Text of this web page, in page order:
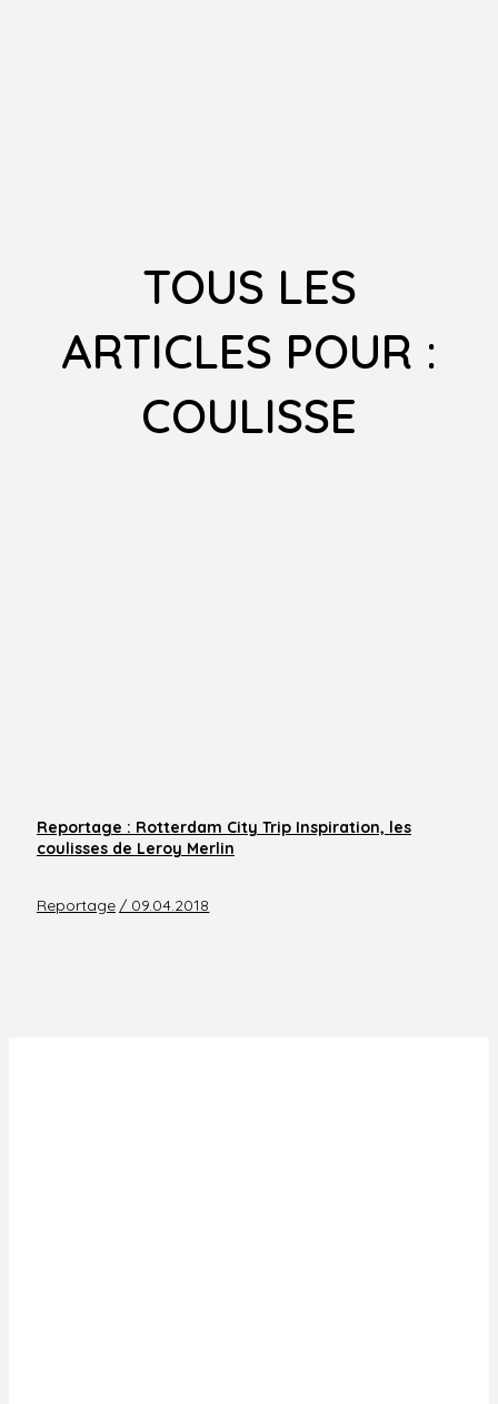
TOUS LES
ARTICLES POUR :
COULISSE
Reportage : Rotterdam City Trip Inspiration, les
coulisses de Leroy Merlin
Reportage / 09.04.2018